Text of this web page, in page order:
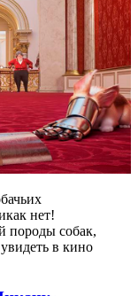
нет!
породы собак,
в кино